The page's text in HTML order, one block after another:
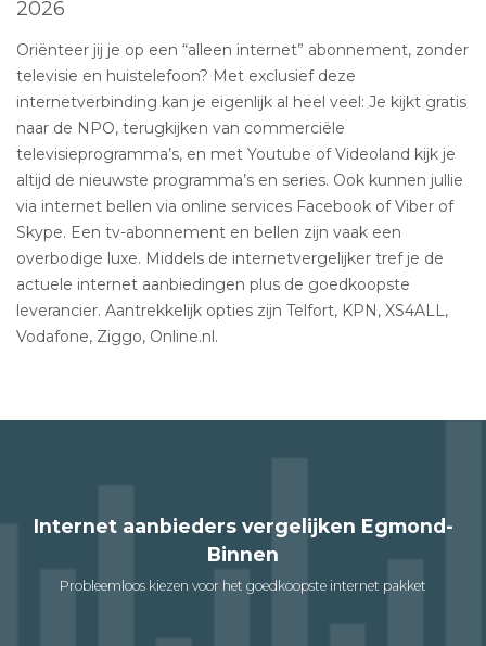
2026
Oriënteer jij je op een “alleen internet” abonnement, zonder
televisie en huistelefoon? Met exclusief deze
internetverbinding kan je eigenlijk al heel veel: Je kijkt gratis
naar de NPO, terugkijken van commerciële
televisieprogramma’s, en met Youtube of Videoland kijk je
altijd de nieuwste programma’s en series. Ook kunnen jullie
via internet bellen via online services Facebook of Viber of
Skype. Een tv-abonnement en bellen zijn vaak een
overbodige luxe. Middels de internetvergelijker tref je de
actuele internet aanbiedingen plus de goedkoopste
leverancier. Aantrekkelijk opties zijn Telfort, KPN, XS4ALL,
Vodafone, Ziggo, Online.nl.
Internet aanbieders vergelijken Egmond-
Binnen
Probleemloos kiezen voor het goedkoopste internet pakket